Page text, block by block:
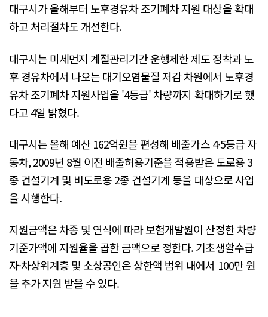
대구시가 올해부터 노후경유차 조기폐차 지원 대상을 확대
하고 처리절차도 개선한다.
대구시는 미세먼지 계절관리기간 운행제한 제도 정착과 노
후 경유차에서 나오는 대기오염물질 저감 차원에서 노후경
유차 조기폐차 지원사업을 '4등급' 차량까지 확대하기로 했
다고 4일 밝혔다.
대구시는 올해 예산 162억원을 편성해 배출가스 4·5등급 자
동차, 2009년 8월 이전 배출허용기준을 적용받은 도로용 3
종 건설기계 및 비도로용 2종 건설기계 등을 대상으로 사업
을 시행한다.
지원금액은 차종 및 연식에 따라 보험개발원이 산정한 차량
기준가액에 지원율을 곱한 금액으로 정한다. 기초생활수급
자·차상위계층 및 소상공인은 상한액 범위 내에서 100만 원
을 추가 지원 받을 수 있다.